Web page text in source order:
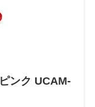
ンク UCAM-